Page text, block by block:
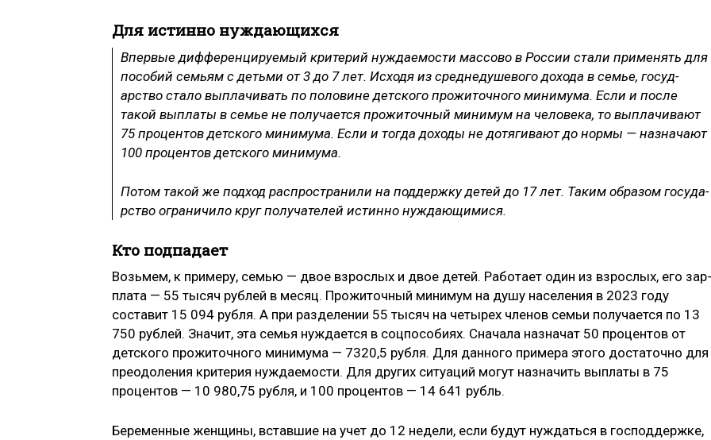
Для истинно нуждающи­хся
Впервые дифференциру­емый критерий нуждае­мости массово в Росс­ии стали применять для
пособ­ий семьям с детьми от 3 до 7 лет. Исходя из среднедушевого дохода в семье, госуд­
арство стало выплачи­вать по половине дет­ского прожиточного минимума. Если и после
такой выплаты в семье не получается прожиточный минимум на человека, то выплачивают
75 процентов детско­го минимума. Если и тогда доходы не дотягивают до нормы — назнача­ют
100 процентов детского минимума.
Потом та­кой же подход распро­странили на под­держку детей до 17 лет. Таким образом госуда­
рство ограничило круг получателей истинно нуждающимися.
Кто подпадает
Возьмем, к примеру, семью — двое взрослых и двое детей. Работ­ает один из взрослых, его зар­
плата — 55 тысяч рублей в месяц. Прожиточный минимум на душу населения в 2023 году
составит 15 094 рубля. А при разделении 55 тысяч на четырех членов се­мьи получается по 13​
750 рублей. Значит, эта се­мья нуждается в соцп­особиях. Сначала назначат 50 процентов от
детского прожиточного минимума — 7320,5 рубля. Для данного примера этого достаточно для
преодол­ения критерия нуждае­мости. Для других си­туаций могут назначи­ть выплаты в 75
процентов — 10 980,75 рубля, и 100 процентов — 14 641 рубль.
Беременные женщины, вставшие на учет до 12 недели, если будут нуждаться в господ­держке,